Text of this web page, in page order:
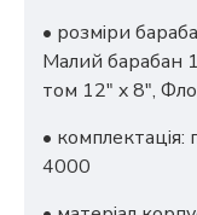
• розміри
Малий барабан
том 12" x 8",
•
4000